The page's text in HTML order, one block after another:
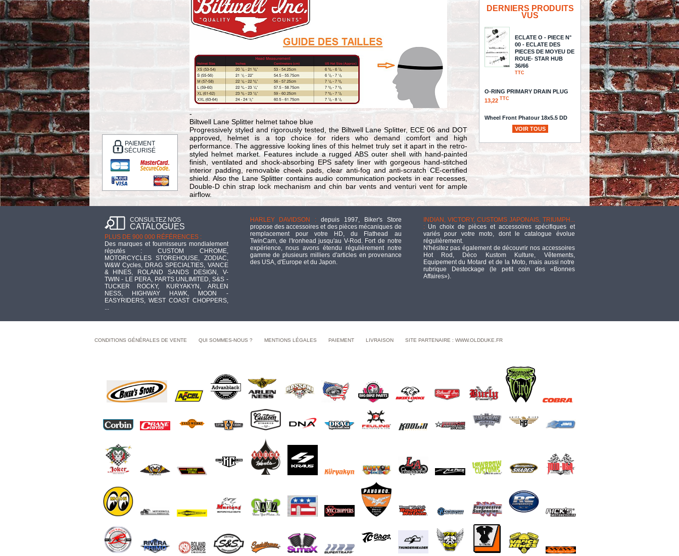
PAIEMENT
SÉCURISÉ
-
Biltwell Lane Splitter helmet tahoe blue
Progressively styled and rigorously tested, the Biltwell Lane Splitter, ECE 06 and DOT
approved, helmet is a top choice for riders who demand comfort and high
performance. The aggressive looking lines of this helmet truly set it apart in the retro-
styled helmet market. Features include a rugged ABS outer shell with hand-painted
finish, ventilated and shock-absorbing EPS safety liner with gorgeous hand-stitched
interior padding, removable cheek pads, clear anti-fog and anti-scratch CE-certified
shield. Also the Lane Splitter contains audio communication pockets in ear recesses,
Double-D chin strap lock mechanism and chin bar vents and venturi vent for ample
airflow.
DERNIERS PRODUITS
VUS
ECLATE O - PIECE N°
00 - ECLATE DES
PIECES DE MOYEU DE
ROUE- STAR HUB
36/66
TTC
O-RING PRIMARY DRAIN PLUG
13,22 TTC
Wheel Front Phatour 18x5.5 DD
TTC
- AMORTISSEUR DE
DIRECTION -
POLI - 84758 - NEUF - NI REPRIS -
PLAQUETTES DE
FREIN ARRIERE /
AVANT - OEM 2201170 / 2201171 -
FRITTE V - FA216/3V
22,10TTC
Biltwell Get Off Our Phone T-shirt
08 - Bague de guidage
TTC
ASSEMBLY CP SPORTSTER
2000/2003 REPLACES HD 40925-
318,22
TTC
helmet Bell - Size 2X
711,55
VOIR TOUS
CONSULTEZ NOS
CATALOGUES
PLUS DE 900 000 RÉFÉRENCES :
Des marques et fournisseurs mondialement
réputés : CUSTOM CHROME,
MOTORCYCLES STOREHOUSE, ZODIAC,
W&W Cycles, DRAG SPECIALTIES, VANCE
& HINES, ROLAND SANDS DESIGN, V-
TWIN - LE PERA, PARTS UNLIMITED, S&S -
TUCKER ROCKY, KURYAKYN, ARLEN
NESS, HIGHWAY HAWK, MOON -
EASYRIDERS, WEST COAST CHOPPERS,
...
HARLEY DAVIDSON : depuis 1997, Biker's Store
propose des accessoires et des pièces mécaniques de
remplacement pour votre HD, du Flathead au
TwinCam, de l'Ironhead jusqu'au V-Rod. Fort de notre
expérience, nous avons étendu régulièrement notre
gamme de plusieurs milliers d'articles en provenance
des USA, d'Europe et du Japon.
INDIAN, VICTORY, CUSTOMS JAPONAIS, TRIUMPH...
:Un choix de pièces et accessoires spécifiques et
variés pour votre moto, dont le catalogue évolue
régulièrement.
N'hésitez pas également de découvrir nos accessoires
Hot Rod, Déco Kustom Kulture, Vêtements,
Equipement du Motard et de la Moto, mais aussi notre
rubrique Destockage (le petit coin des «Bonnes
Affaires»).
CONDITIONS GÉNÉRALES DE VENTE QUI SOMMES-NOUS ? MENTIONS LÉGALES PAIEMENT LIVRAISON SITE PARTENAIRE : WWW.OLDDUKE.FR